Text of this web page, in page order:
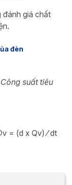
đánh giá chất
đèn
suất tiêu
= (d x Qv) ⁄ dt